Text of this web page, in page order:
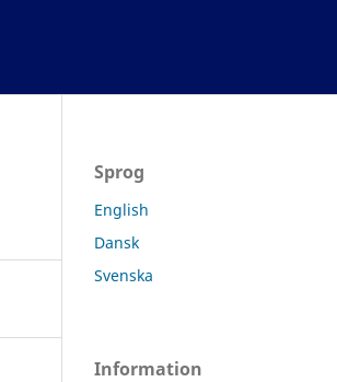
Sprog
English
Dansk
Svenska
Information